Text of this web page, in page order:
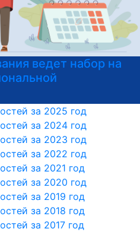
РГГУ приглашает
к ЕГЭ
за 2025 год
за 2024 год
за 2023 год
за 2022 год
за 2021 год
за 2020 год
за 2019 год
за 2018 год
за 2017 год
за 2016 год